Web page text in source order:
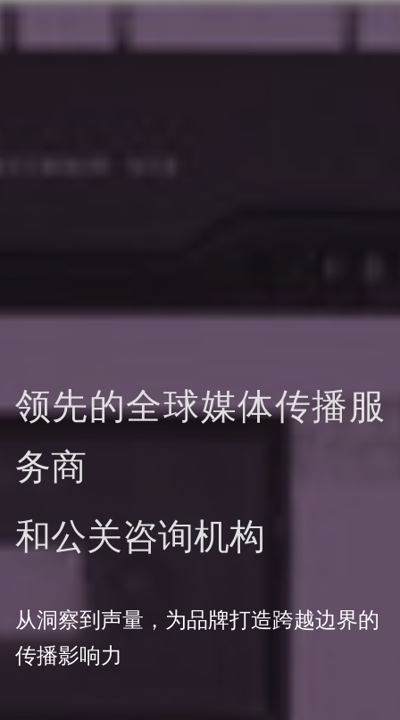
领先的全球媒体传播服
务商
和公关咨询机构
从洞察到声量，为品牌打造跨越边界的
传播影响力